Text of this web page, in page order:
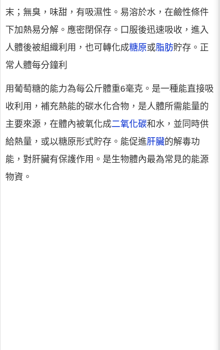
末；無臭，味甜，有吸濕性。易溶於水，在鹼性條件
下加熱易分解。應密閉保存。口服後迅速吸收，進入
人體後被組織利用，也可轉化成糖原或脂肪貯存。正
常人體每分鐘利
用葡萄糖的能力為每公斤體重6毫克。是一種能直接吸
收利用，補充熱能的碳水化合物，是人體所需能量的
主要來源，在體內被氧化成二氧化碳和水，並同時供
給熱量，或以糖原形式貯存。能促進肝臟的解毒功
能，對肝臟有保護作用。是生物體內最為常見的能源
物資。